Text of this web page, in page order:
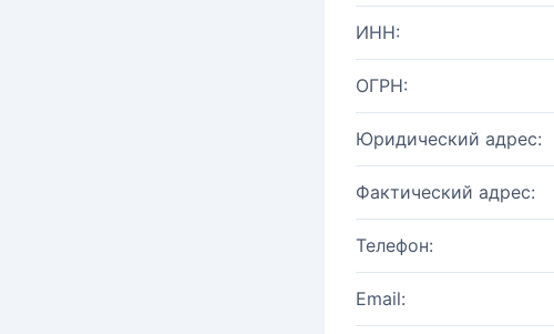
ИНН:
ОГРН:
Юридический адрес:
Фактический адрес:
Телефон:
Email: